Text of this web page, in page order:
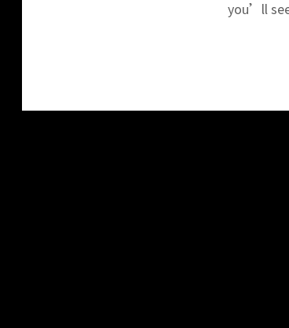
you’ll